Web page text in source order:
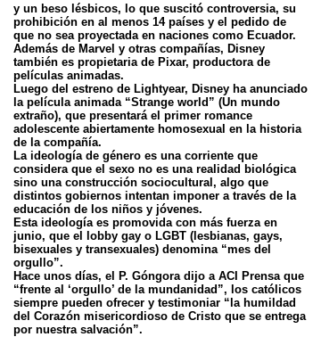
y un beso lésbicos, lo que suscitó controversia, su
prohibición en al menos 14 países y el pedido de
que no sea proyectada en naciones como Ecuador.
Además de Marvel y otras compañías, Disney
también es propietaria de Pixar, productora de
películas animadas.
Luego del estreno de Lightyear, Disney ha anunciado
la película animada “Strange world” (Un mundo
extraño), que presentará el primer romance
adolescente abiertamente homosexual en la historia
de la compañía.
La ideología de género es una corriente que
considera que el sexo no es una realidad biológica
sino una construcción sociocultural, algo que
distintos gobiernos intentan imponer a través de la
educación de los niños y jóvenes.
Esta ideología es promovida con más fuerza en
junio, que el lobby gay o LGBT (lesbianas, gays,
bisexuales y transexuales) denomina “mes del
orgullo”.
Hace unos días, el P. Góngora dijo a ACI Prensa que
“frente al ‘orgullo’ de la mundanidad”, los católicos
siempre pueden ofrecer y testimoniar “la humildad
del Corazón misericordioso de Cristo que se entrega
por nuestra salvación”.